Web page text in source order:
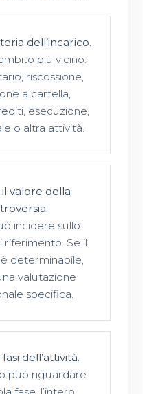
dell’incarico.
più vicino:
riscossione,
a cartella,
esecuzione,
o altra attività.
il valore della
incidere sullo
riferimento. Se il
determinabile,
valutazione
specifica.
dell’attività.
può riguardare
fase, l’intero